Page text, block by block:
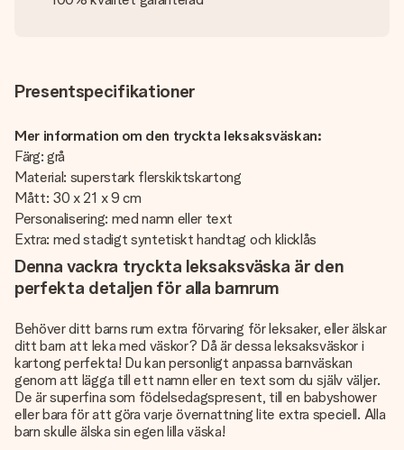
Presentspecifikationer
Mer information om den tryckta leksaksväskan:
Färg: grå
Material: superstark flerskiktskartong
Mått: 30 x 21 x 9 cm
Personalisering: med namn eller text
Extra: med stadigt syntetiskt handtag och klicklås
Denna vackra tryckta leksaksväska är den
perfekta detaljen för alla barnrum
Behöver ditt barns rum extra förvaring för leksaker, eller älskar
ditt barn att leka med väskor? Då är dessa leksaksväskor i
kartong perfekta! Du kan personligt anpassa barnväskan
genom att lägga till ett namn eller en text som du själv väljer.
De är superfina som födelsedagspresent, till en babyshower
eller bara för att göra varje övernattning lite extra speciell. Alla
barn skulle älska sin egen lilla väska!